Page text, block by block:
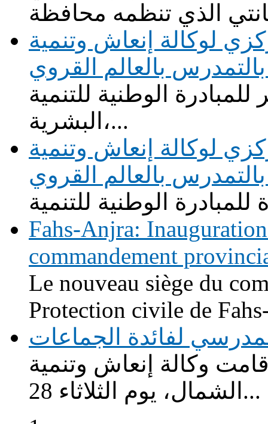
لوكالة إنعاش وتنمية
بالعالم القروي
الوطنية للتنمية
البشرية،...
لوكالة إنعاش وتنمية
بالعالم القروي
Fahs-Anjra:
commandement
Le nouveau siège du
Protection civile de
للنقل المدرسي لفائدة الجماعات
وكالة إنعاش وتنمية
الشمال، يوم الثلاثاء 28...